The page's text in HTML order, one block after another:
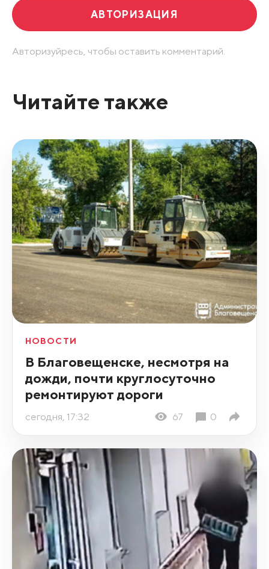
АВТОРИЗАЦИЯ
Авторизуйресь, чтобы оставить комментарий.
Читайте также
НОВОСТИ
В Благовещенске, несмотря на
дожди, почти круглосуточно
ремонтируют дороги
сегодня, 17:32 67 0